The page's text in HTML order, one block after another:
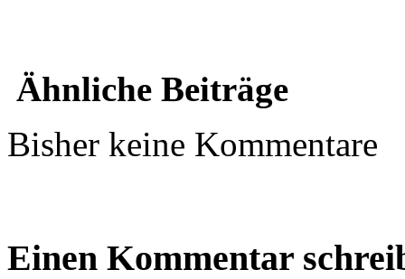
Ähnliche Beiträge
Bisher keine Kommentare
Einen Kommentar